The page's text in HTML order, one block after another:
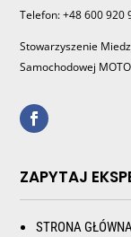
Telefon: +48 600 920
Stowarzyszenie
Samochodowej
ZAPYTAJ
STRONA